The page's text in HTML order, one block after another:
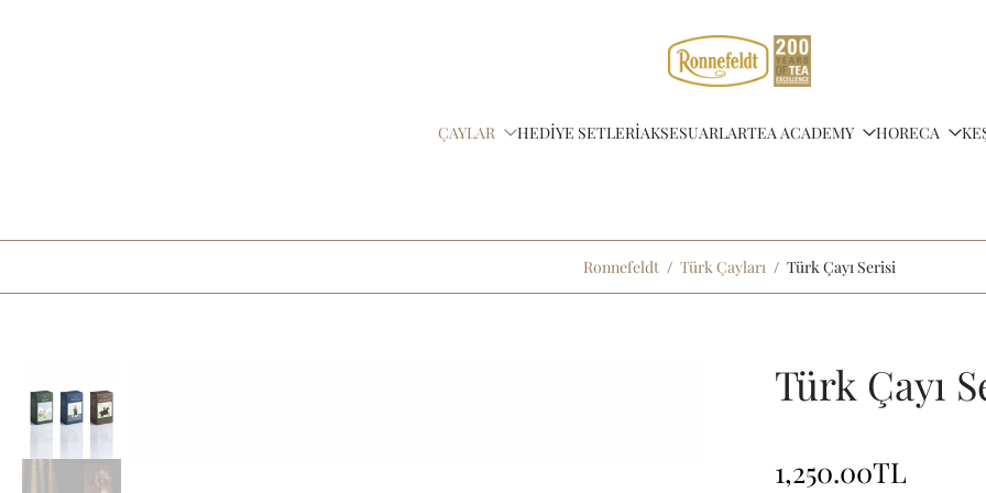
ÇAYLAR HEDİYE SETLERİAKSESUARLARTEA ACADEMY HORECA
Ronnefeldt / Türk Çayları / Türk Çayı Serisi
Ürün
bilgilerine
atla
Türk Çayı
1,250.00TL